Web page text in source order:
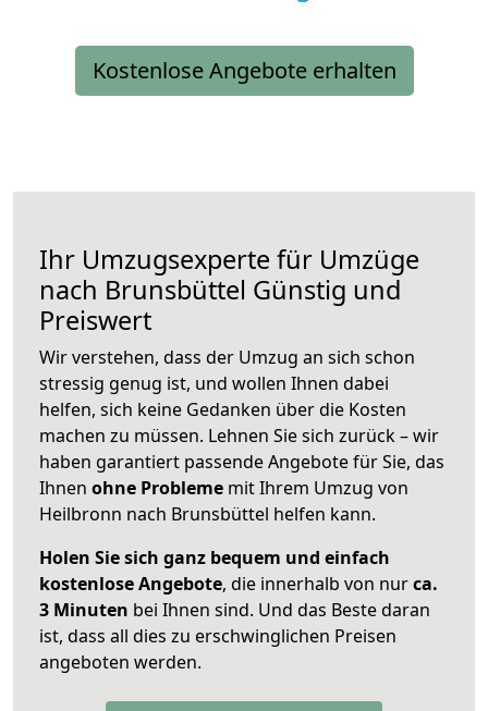
Kostenlose Angebote erhalten
Ihr Umzugsexperte für Umzüge
nach Brunsbüttel Günstig und
Preiswert
Wir verstehen, dass der Umzug an sich schon
stressig genug ist, und wollen Ihnen dabei
helfen, sich keine Gedanken über die Kosten
machen zu müssen. Lehnen Sie sich zurück – wir
haben garantiert passende Angebote für Sie, das
Ihnen ohne Probleme mit Ihrem Umzug von
Heilbronn nach Brunsbüttel helfen kann.
Holen Sie sich ganz bequem und einfach
kostenlose Angebote, die innerhalb von nurca.
3 Minuten bei Ihnen sind. Und das Beste daran
ist, dass all dies zu erschwinglichen Preisen
angeboten werden.